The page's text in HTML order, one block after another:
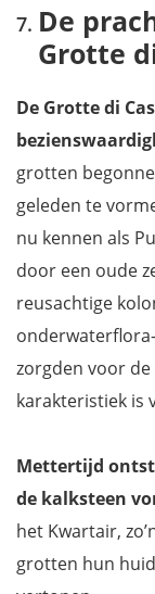
De
Grotte
De Grotte di
grotten
geleden te
nu kennen als
door een oude
reusachtige
zorgden voor
karakteristiek is
Mettertijd
de kalksteen
het Kwartair,
grotten hun